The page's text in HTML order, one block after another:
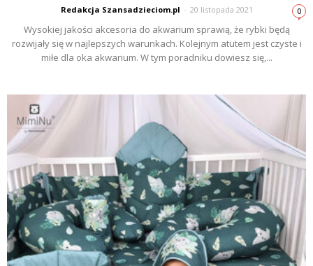
Redakcja Szansadzieciom.pl - 20 listopada 2021 0
Wysokiej jakości akcesoria do akwarium sprawią, że rybki będą
rozwijały się w najlepszych warunkach. Kolejnym atutem jest czyste i
miłe dla oka akwarium. W tym poradniku dowiesz się,...